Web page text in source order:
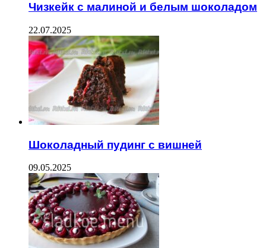
Чизкейк с малиной и белым шоколадом
22.07.2025
Шоколадный пудинг с вишней
09.05.2025